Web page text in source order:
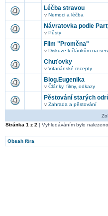
Léčba stravou
v Nemoci a léčba
Návratovka podle
v Půsty
Film "Proměna"
v Diskuze k článkům na
Chuťovky
v Vitariánské recepty
Blog.Eugenika
v Články, filmy, odkazy
Pěstování starých
v Zahrada a pěstování
Stránka 1 z 2 [ Vyhledáváním bylo
Obsah fóra